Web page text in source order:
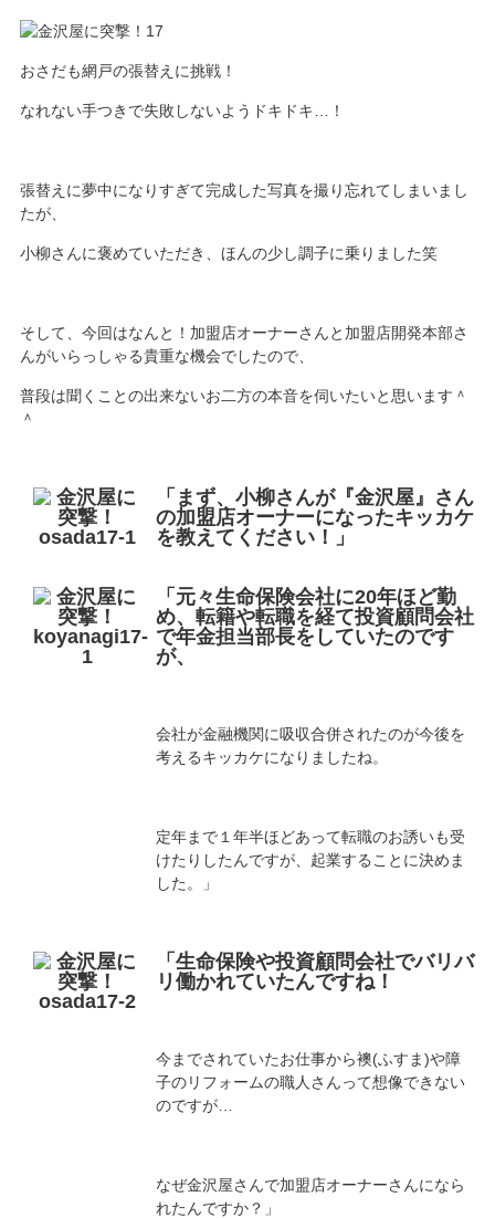
おさだも網戸の張替えに挑戦！
なれない手つきで失敗しないようドキドキ…！
張替えに夢中になりすぎて完成した写真を撮り忘れてしまいまし
たが、
小柳さんに褒めていただき、ほんの少し調子に乗りました笑
そして、今回はなんと！加盟店オーナーさんと加盟店開発本部さ
んがいらっしゃる貴重な機会でしたので、
普段は聞くことの出来ないお二方の本音を伺いたいと思います＾
＾
「まず、小柳さんが『金沢屋』さん
の加盟店オーナーになったキッカケ
を教えてください！」
「元々生命保険会社に20年ほど勤
め、転籍や転職を経て投資顧問会社
で年金担当部長をしていたのです
が、
会社が金融機関に吸収合併されたのが今後を
考えるキッカケになりましたね。
定年まで１年半ほどあって転職のお誘いも受
けたりしたんですが、起業することに決めま
した。」
「生命保険や投資顧問会社でバリバ
リ働かれていたんですね！
今までされていたお仕事から襖(ふすま)や障
子のリフォームの職人さんって想像できない
のですが…
なぜ金沢屋さんで加盟店オーナーさんになら
れたんですか？」